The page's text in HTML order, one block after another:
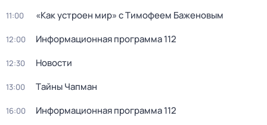
11:00 «Как устроен мир» с Тимофеем Баженовым
12:00 Информационная программа 112
12:30 Новости
13:00 Тaйны Чапман
16:00 Информационная программа 112